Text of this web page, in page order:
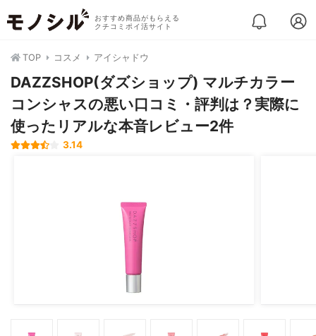
おすすめ商品がもらえる
クチコミポイ活サイト
TOP コスメ アイシャドウ
DAZZSHOP(ダズショップ) マルチカラー
コンシャスの悪い口コミ・評判は？実際に
使ったリアルな本音レビュー2件
3.14